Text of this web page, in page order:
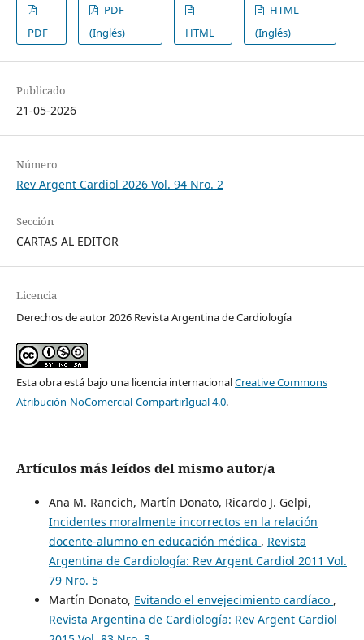
PDF
PDF
(Inglés)
HTML
HTML
(Inglés)
Publicado
21-05-2026
Número
Rev Argent Cardiol 2026 Vol. 94 Nro. 2
Sección
CARTAS AL EDITOR
Licencia
Derechos de autor 2026 Revista Argentina de Cardiología
Esta obra está bajo una licencia internacionalCreative Commons
Atribución-NoComercial-CompartirIgual 4.0.
Artículos más leídos del mismo autor/a
Ana M. Rancich, Martín Donato, Ricardo J. Gelpi,
Incidentes moralmente incorrectos en la relación
docente-alumno en educación médica , Revista
Argentina de Cardiología: Rev Argent Cardiol 2011 Vol.
79 Nro. 5
Martín Donato, Evitando el envejecimiento cardíaco ,
Revista Argentina de Cardiología: Rev Argent Cardiol